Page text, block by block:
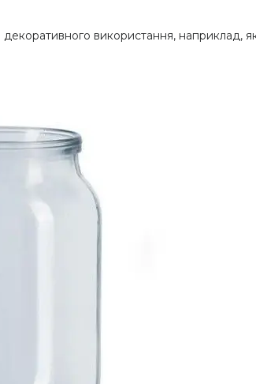
декоративного використання, наприклад,